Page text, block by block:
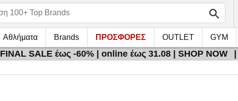
Αθλήματα Brands ΠΡΟΣΦΟΡΕΣ OUTLET GYM
FINAL SALE έως -60% | online έως 31.08 | SHOP NOW